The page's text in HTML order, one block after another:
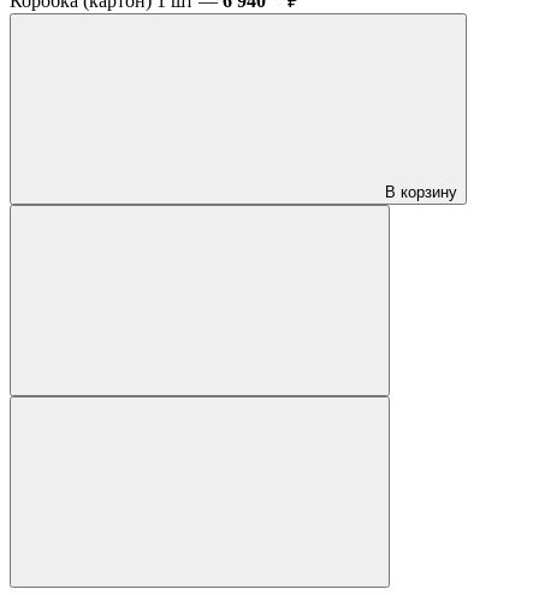
В корзину